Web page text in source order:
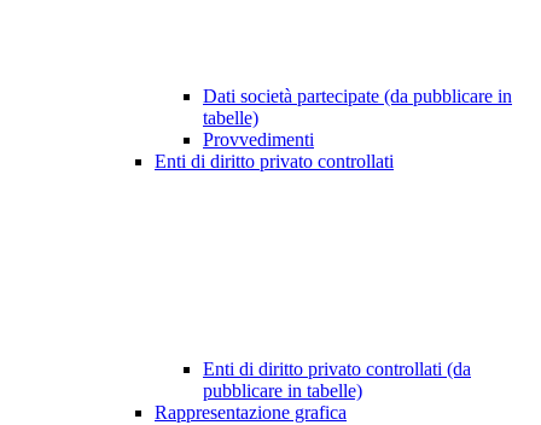
Dati società partecipate (da pubblicare in
tabelle)
Provvedimenti
Enti di diritto privato controllati
Enti di diritto privato controllati (da
pubblicare in tabelle)
Rappresentazione grafica